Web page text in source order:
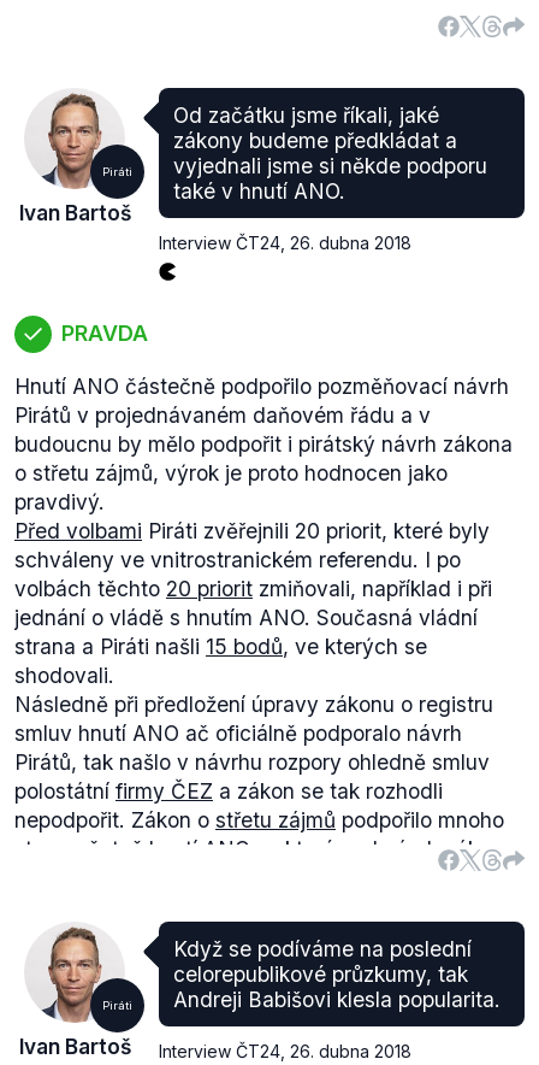
Piráti
Ivan Bartoš
Od začátku jsme říkali, jaké
zákony budeme předkládat a
vyjednali jsme si někde podporu
také v hnutí ANO.
Interview ČT24 26. dubna 2018
PRAVDA
Hnutí ANO částečně podpořilo pozměňovací návrh
Pirátů v projednávaném daňovém řádu a v
budoucnu by mělo podpořit i pirátský návrh zákona
o střetu zájmů, výrok je proto hodnocen jako
pravdivý.
Před volbami Piráti zvěřejnili 20 priorit, které byly
schváleny ve vnitrostranickém referendu. I po
volbách těchto 20 priorit zmiňovali, například i při
jednání o vládě s hnutím ANO. Současná vládní
strana a Piráti našli 15 bodů, ve kterých se
shodovali.
Následně při předložení úpravy zákonu o registru
smluv hnutí ANO ač oficiálně podporalo návrh
Pirátů, tak našlo v návrhu rozpory ohledně smluv
polostátní firmy ČEZ a zákon se tak rozhodli
nepodpořit. Zákon o střetu zájmů podpořilo mnoho
stran, včetně hnutí ANO za které pod návrh zákona
podepsali poslanci Nacher, Malá, Válková nebo
strany. Při projednávání novely daňového řádu
poslanci neschválili pozměnovací návrh Pirátů, pro
byli jen Piráti a část poslaneckých klubů KSČM a
ANO.
Unominačního zákonupředložili své předlohy
Piráti
Ivan Bartoš
Když se podíváme na poslední
celorepublikové průzkumy, tak
Andreji Babišovi klesla popularita.
Interview ČT24 26. dubna 2018